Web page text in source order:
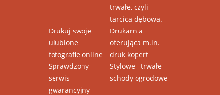
trwałe, czyli
tarcica dębowa.
Drukuj swoje
ulubione
fotografie online
Drukarnia
oferująca m.in.
druk kopert
Sprawdzony
serwis
gwarancyjny
Stylowe i trwałe
schody ogrodowe